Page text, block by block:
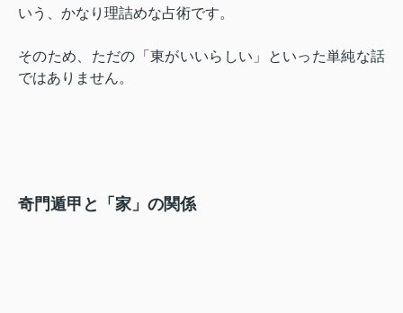
いう、かなり理詰めな占術です。
そのため、ただの「東がいいらしい」といった単純な話
ではありません。
奇門遁甲と「家」の関係